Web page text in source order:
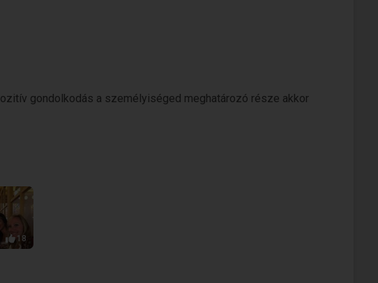
so that
ANY IDEA WHO I AM?"
please?", she began, her voice heard clearly throughout the
teeth, and said, "F*** You!"
gondolkodás a személyiséged meghatározó része akkor
18